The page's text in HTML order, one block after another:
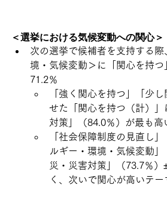
＜選挙における気候変動への関心＞
次の選挙で候補者を支持する
境・気候変動＞に「関心を持つ
71.2％
「強く関心を持つ」「少
せた「関心を持つ（計）
対策」（84.0％）が最も高
「社会保障制度の見直し
ルギー・環境・気候変動
災・災害対策」（73.7％
く、次いで関心が高いテー